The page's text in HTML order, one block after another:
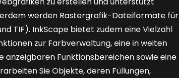
werden Rastergrafik-Dateiformate für
TIF). InkScape bietet zudem eine Vielzahl
zur Farbverwaltung, eine in weiten
Funktionsbereichen sowie eine
Sie Objekte, deren Füllungen,